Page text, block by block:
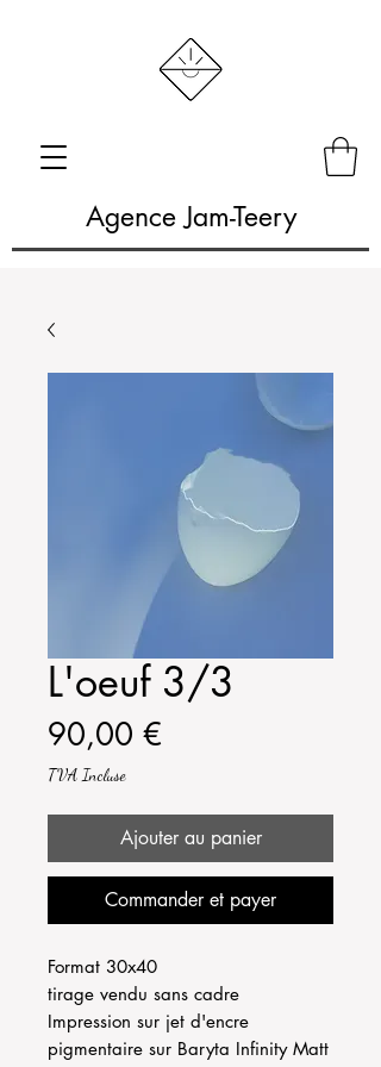
Agence Jam-Teery
L'oeuf 3/3
90,00 €
TVA Incluse
Ajouter au panier
Commander et payer
Format 30x40
tirage vendu sans cadre
Impression sur jet d'encre
pigmentaire sur Baryta Infinity Matt